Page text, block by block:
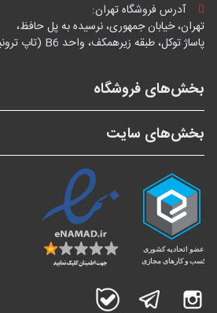
آدرس فروشگاه تهران:
تهران، خیابان جمهوری، نرسیده به پل حافظ،
پاساژ توکل، طبقه زیرهمکف، واحد B6 (تاپ ترونیک)
بخش‌های فروشگاه
بخش‌های سایت
اینستاگرام تلگرام